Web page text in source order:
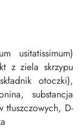
usitatissimum)
z ziela skrzypu
otoczki),
substancja
D-